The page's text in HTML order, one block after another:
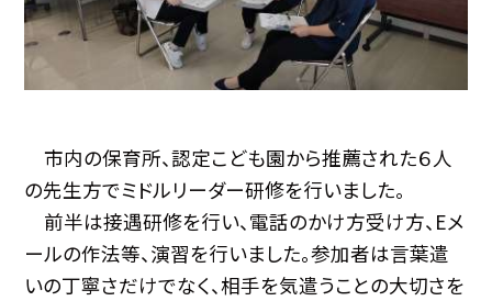
市内の保育所、認定こども園から推薦された６人
の先生方でミドルリーダー研修を行いました。
前半は接遇研修を行い、電話のかけ方受け方、Eメ
ールの作法等、演習を行いました。参加者は言葉遣
いの丁寧さだけでなく、相手を気遣うことの大切さを